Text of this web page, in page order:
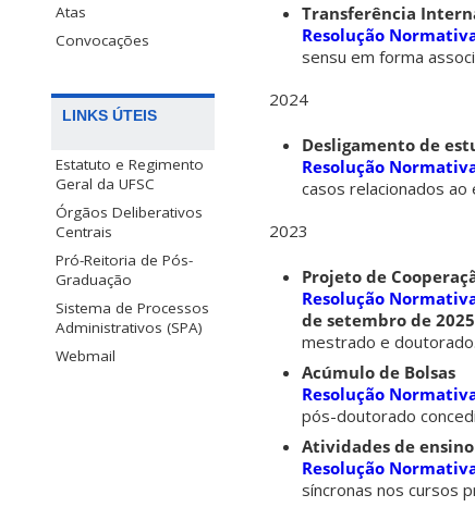
Atas
Convocações
LINKS ÚTEIS
Estatuto e Regimento
Geral da UFSC
Órgãos Deliberativos
Centrais
Pró-Reitoria de Pós-
Graduação
Sistema de Processos
Administrativos (SPA)
Webmail
Transferência
Resolução
sensu em forma
2024
Desligamento de
Resolução
casos relacionados ao
2023
Projeto de
Resolução
de setembro de 2025
mestrado e doutorado.
Acúmulo de Bolsas
Resolução
pós-doutorado
Atividades de
Resolução
síncronas nos cursos